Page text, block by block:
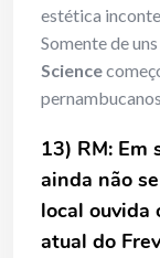
estética
Somente de
Science
13) RM: Em
ainda não
local ouvida
atual do